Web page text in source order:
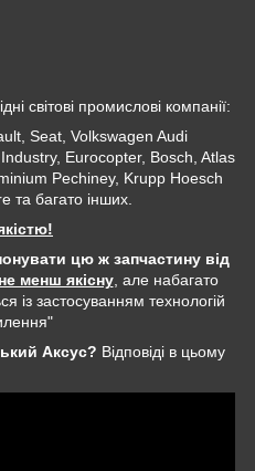
світові промислові компанії:
Seat, Volkswagen Audi
Eurocopter, Bosch, Atlas
Pechiney, Krupp Hoesch
та багато інших.
цю ж запчастину від
не менш якісну, але набагато
із застосуванням технологій
Аксус? Відповіді в цьому